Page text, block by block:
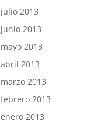
julio 2013
junio 2013
mayo 2013
abril 2013
marzo 2013
febrero 2013
enero 2013